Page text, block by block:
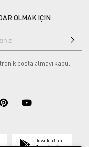
OLMAK İÇİN
posta almayı kabul
Download on